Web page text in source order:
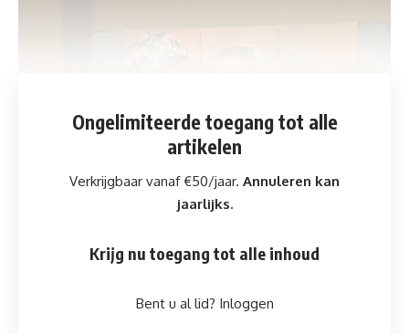
Ongelimiteerde toegangtot alle
artikelen
Verkrijgbaar vanaf €50/jaar. Annuleren kan
jaarlijks.
Krijg nu toegang tot alle inhoud
Bent u al lid? Inloggen